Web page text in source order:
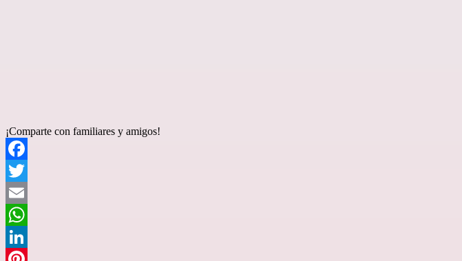
¡Comparte con familiares y amigos!
Facebook
Twitter
Email
WhatsApp
LinkedIn